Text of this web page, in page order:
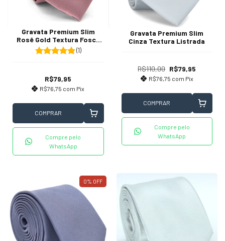
Gravata Premium Slim
Rosê Gold Textura Fosca
Lisa
(1)
R$79,95
R$76,75 com Pix
COMPRAR
Compre pelo
WhatsApp
Gravata Premium Slim
Cinza Textura Listrada
R$110,00 R$79,95
R$76,75 com Pix
COMPRAR
Compre pelo
WhatsApp
0% OFF